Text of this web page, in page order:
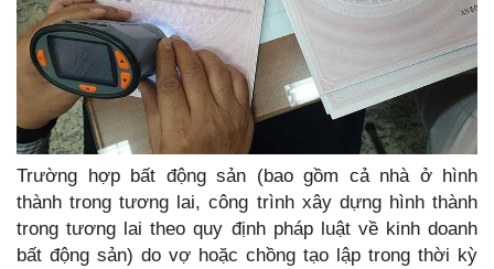
Trường hợp bất động sản (bao gồm cả nhà ở hình
thành trong tương lai, công trình xây dựng hình thành
trong tương lai theo quy định pháp luật về kinh doanh
bất động sản) do vợ hoặc chồng tạo lập trong thời kỳ